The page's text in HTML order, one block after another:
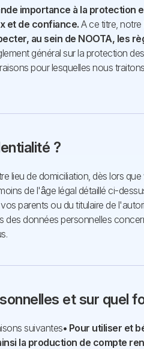
importance à la protection
et de confiance. A ce titre,
au sein de NOOTA, les
général sur la protection
pour lesquelles nous
?
lieu de domiciliation, dès lors
de l'âge légal détaillé ci-
vos parents ou du titulaire de
des données personnelles
et sur quel
suivantes• Pour utiliser et
la production de compte